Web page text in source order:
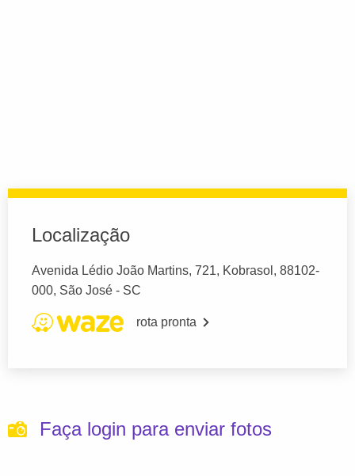
Localização
Avenida Lédio João Martins, 721, Kobrasol, 88102-
000, São José - SC
rota pronta
Faça login para enviar fotos